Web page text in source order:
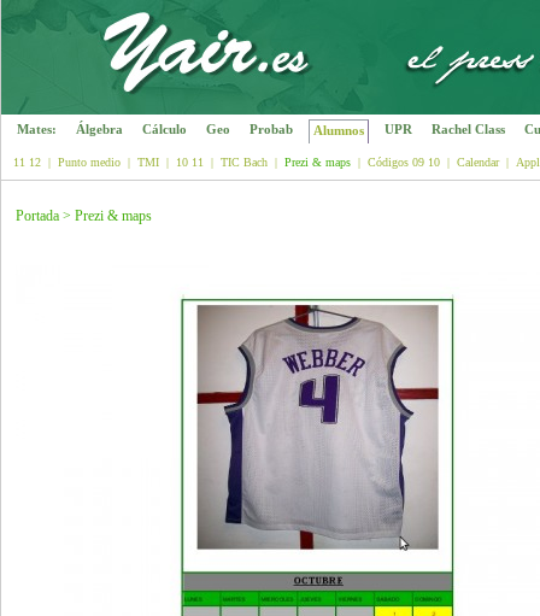
Mates: Álgebra Cálculo Geo Probab Alumnos UPR Rachel Class
11 12 | Punto medio | TMI | 10 11 | TIC Bach | Prezi & maps | Códigos 09 10 | Calendar|
Portada > Prezi & maps